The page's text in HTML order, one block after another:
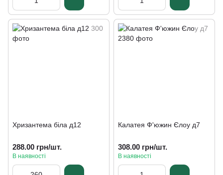
Хризантема біла д12
288.00 грн/шт.
В наявності
Калатея Ф'южин Єлоу д7
308.00 грн/шт.
В наявності